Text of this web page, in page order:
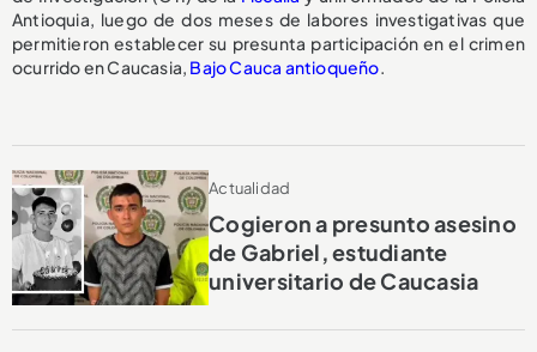
Antioquia, luego de dos meses de labores investigativas que
permitieron establecer su presunta participación en el crimen
ocurrido en Caucasia, Bajo Cauca antioqueño
Actualidad
Cogieron a presunto asesino
de Gabriel, estudiante
universitario de Caucasia